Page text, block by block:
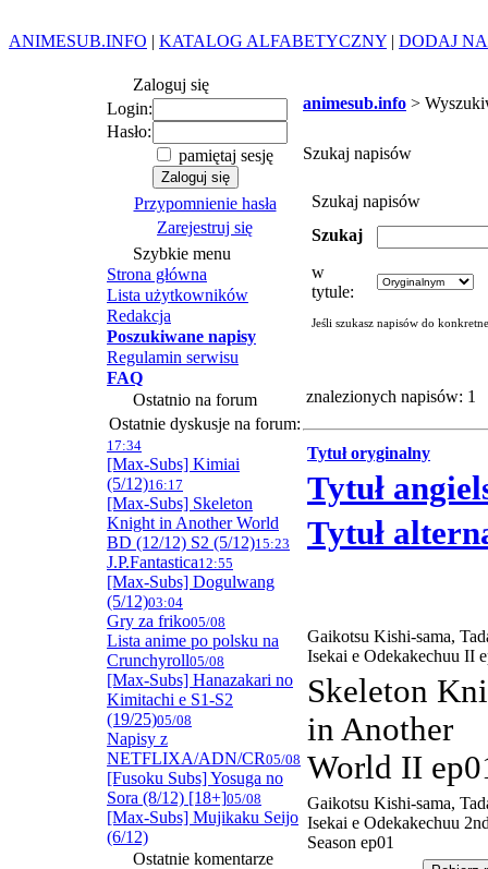
ANIMESUB.INFO | KATALOG ALFABETYCZNY | DODAJ
Zaloguj się
Login:
Hasło:
pamiętaj sesję
Przypomnienie hasła
Zarejestruj się
Szybkie menu
Strona główna
Lista użytkowników
Redakcja
Poszukiwane napisy
Regulamin serwisu
FAQ
Ostatnio na forum
Ostatnie dyskusje na forum:
17:34
[Max-Subs] Kimiai
(5/12)16:17
[Max-Subs] Skeleton
Knight in Another World
BD (12/12) S2 (5/12)15:23
J.P.Fantastica12:55
[Max-Subs] Dogulwang
(5/12)03:04
Gry za friko05/08
Lista anime po polsku na
Crunchyroll05/08
[Max-Subs] Hanazakari no
Kimitachi e S1-S2
(19/25)05/08
Napisy z
NETFLIXA/ADN/CR05/08
[Fusoku Subs] Yosuga no
Sora (8/12) [18+]05/08
[Max-Subs] Mujikaku Seijo
(6/12)
Ostatnie komentarze
animesub.info >
Szukaj napisów
Szukaj napisów
Szukaj
w
tytule:
Jeśli szukasz napisów do
znalezionych napisów: 1
Tytuł oryginalny
Tytuł
Tytuł
Gaikotsu Kishi-sama,
Isekai e Odekakechuu II
Skeleton
in Another
World II
Gaikotsu Kishi-sama,
Isekai e Odekakechuu
Season ep01